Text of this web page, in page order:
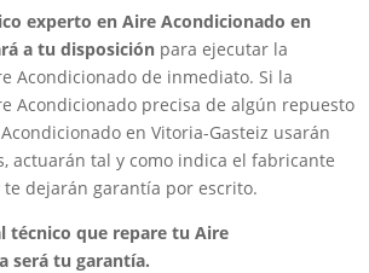
experto en Aire Acondicionado en
a tu disposición para ejecutar la
Acondicionado de inmediato. Si la
Acondicionado precisa de algún repuesto
en Vitoria-Gasteiz usarán
actuarán tal y como indica el fabricante
dejarán garantía por escrito.
técnico que repare tu Aire
será tu garantía.